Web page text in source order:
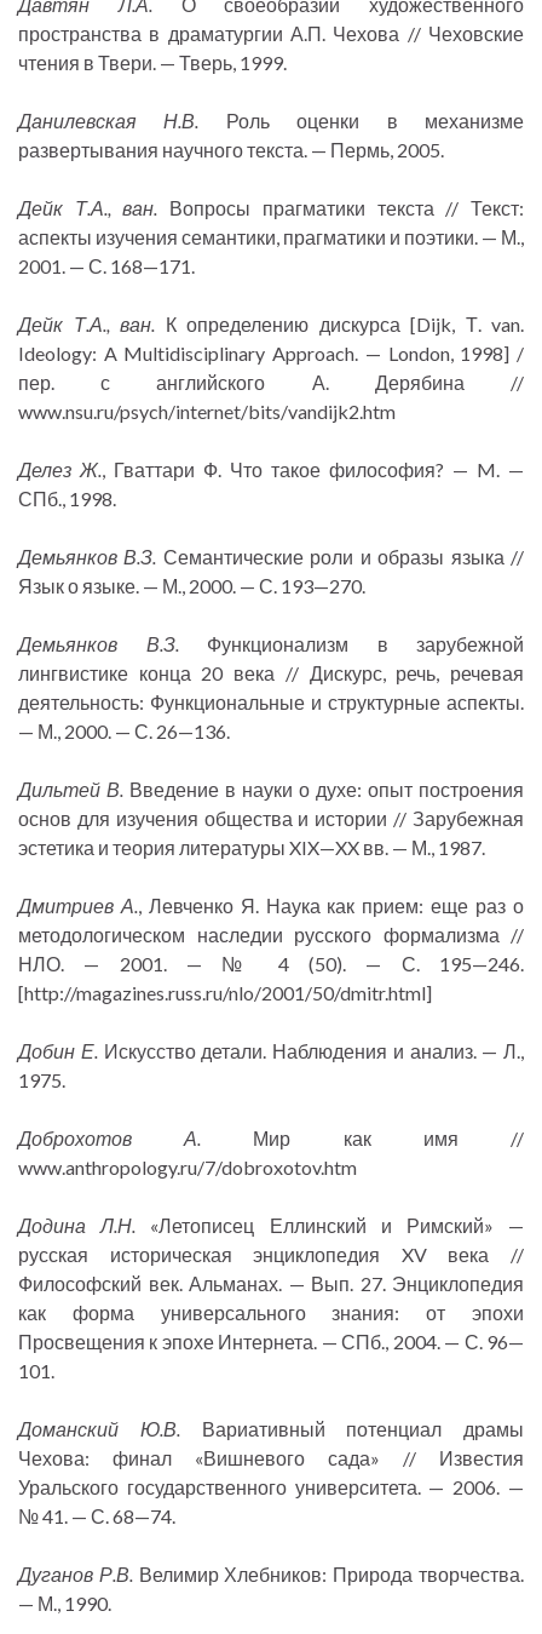
пространства в драматургии А.П. Чехова // Чеховские
чтения в Твери. — Тверь, 1999.
Данилевская Н.В.
Роль оценки в механизме
развертывания научного текста. — Пермь, 2005.
Дейк Т.А., ван.
Вопросы прагматики текста // Текст:
аспекты изучения семантики, прагматики и поэтики. — М.,
2001. — С. 168—171.
Дейк Т.А., ван.
К определению дискурса [Dijk, Т. van.
Ideology: A Multidisciplinary Approach. — London, 1998] /
пер. с английского А. Дерябина //
www.nsu.ru/psych/internet/bits/vandijk2.htm
Делез Ж.
, Гваттари Ф. Что такое философия? — M. —
СПб., 1998.
Демьянков В.З. Семантические роли и образы языка //
Язык о языке. — М., 2000. — С. 193—270.
Демьянков В.З.
Функционализм в зарубежной
лингвистике конца 20 века // Дискурс, речь, речевая
деятельность: Функциональные и структурные аспекты.
— М., 2000. — С. 26—136.
Дильтей В. Введение в науки о духе: опыт построения
основ для изучения общества и истории // Зарубежная
эстетика и теория литературы XIX—XX вв. — М., 1987.
Дмитриев А.
, Левченко Я. Наука как прием: еще раз о
методологическом наследии русского формализма //
НЛО. — 2001. — № 4 (50). — С. 195—246.
[http://magazines.russ.ru/nlo/2001/50/dmitr.html]
Добин Е. Искусство детали. Наблюдения и анализ. — Л.,
1975.
Доброхотов А.
Мир как имя //
www.anthropology.ru/7/dobroxotov.htm
Додина Л.Н.
«Летописец Еллинский и Римский» —
русская историческая энциклопедия XV века //
Философский век. Альманах. — Вып. 27. Энциклопедия
как форма универсального знания: от эпохи
Просвещения к эпохе Интернета. — СПб., 2004. — С. 96—
101.
Доманский Ю.В.
Вариативный потенциал драмы
Чехова: финал «Вишневого сада» // Известия
Уральского государственного университета. — 2006. —
№ 41. — С. 68—74.
Дуганов Р.В. Велимир Хлебников: Природа творчества.
— М., 1990.